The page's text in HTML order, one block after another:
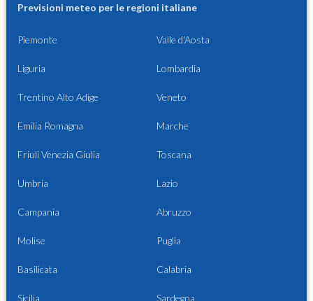
Previsioni meteo per le regioni italiane
Piemonte Valle d'Aosta
Liguria Lombardia
Trentino Alto Adige Veneto
Emilia Romagna Marche
Friuli Venezia Giulia Toscana
Umbria Lazio
Campania Abruzzo
Molise Puglia
Basilicata Calabria
Sicilia Sardegna